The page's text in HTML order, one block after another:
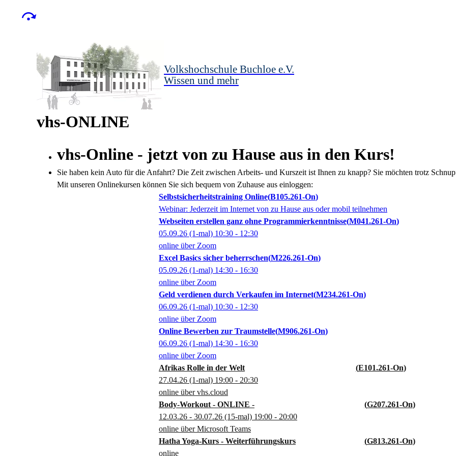
Volkshochschule Buchloe e.V.
Wissen und mehr
vhs-ONLINE
vhs-Online - jetzt von zu Hause aus in den Kurs!
Sie haben kein Auto für die Anfahrt? Die Zeit zwischen Arbeits- und Kurszeit ist Ihnen zu knapp? Sie möchten trotz
Mit unseren Onlinekursen können Sie sich bequem von Zuhause aus einloggen:
Afrikas Rolle in der Welt
E101.261-On
27.04.26 (1-mal) 19:00 - 20:30
online über vhs.cloud
Body-Workout - ONLINE -
G207.261-On
12.03.26 - 30.07.26 (15-mal) 19:00 - 20:00
online über Microsoft Teams
Hatha Yoga-Kurs - Weiterführungskurs
G813.261-On
online
Selbstsicherheitstraining Online B105.261-On
Webinar: Jederzeit im Internet von zu Hause aus oder mobil teilnehmen
Webseiten erstellen ganz ohne Programmierkenntnisse M041.261-On
05.09.26 (1-mal) 10:30 - 12:30
online über Zoom
Excel Basics sicher beherrschen M226.261-On
05.09.26 (1-mal) 14:30 - 16:30
online über Zoom
Geld verdienen durch Verkaufen im Internet M234.261-On
06.09.26 (1-mal) 10:30 - 12:30
online über Zoom
Online Bewerben zur Traumstelle M906.261-On
06.09.26 (1-mal) 14:30 - 16:30
online über Zoom